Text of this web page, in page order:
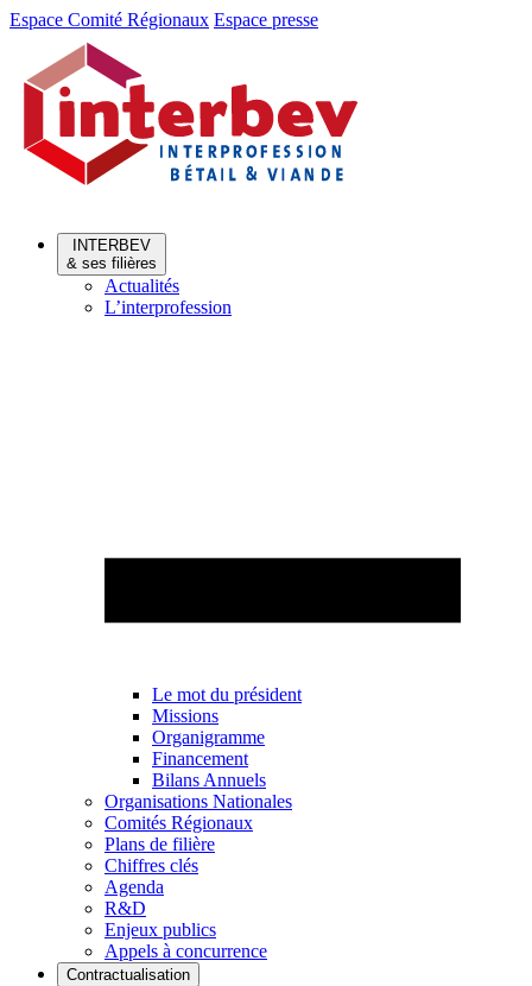
Aller
Aller
contenu
Espace Comité Régionaux Espace presse
INTERBEV
& ses filières
Actualités
L’interprofession
Le mot du président
Missions
Organigramme
Financement
Bilans Annuels
Organisations Nationales
Comités Régionaux
Plans de filière
Chiffres clés
Agenda
R&D
Enjeux publics
Appels à concurrence
Contractualisation